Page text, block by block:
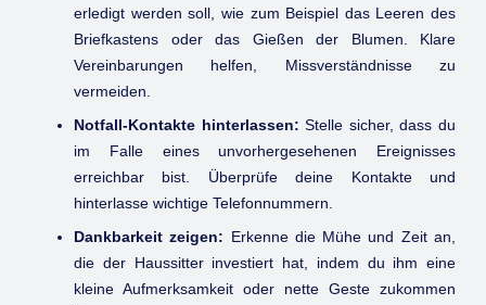
erledigt werden soll, wie zum Beispiel das Leeren des
Briefkastens oder das Gießen der Blumen. Klare
Vereinbarungen helfen, Missverständnisse zu
vermeiden.
Notfall-Kontakte hinterlassen: Stelle sicher, dass du
im Falle eines unvorhergesehenen Ereignisses
erreichbar bist. Überprüfe deine Kontakte und
hinterlasse wichtige Telefonnummern.
Dankbarkeit zeigen: Erkenne die Mühe und Zeit an,
die der Haussitter investiert hat, indem du ihm eine
kleine Aufmerksamkeit oder nette Geste zukommen